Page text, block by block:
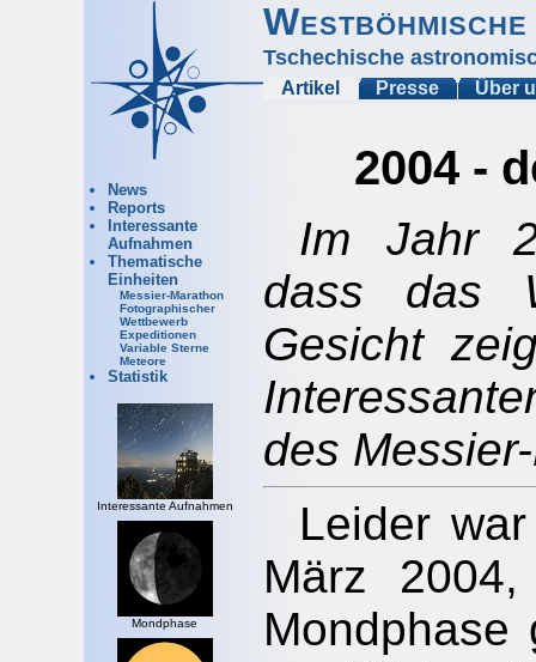
Tschechische
Artikel Presse Über
News
Reports
Interessante
Aufnahmen
Thematische
Einheiten
Messier-Marathon
Fotographischer
Wettbewerb
Expeditionen
Variable Sterne
Meteore
Statistik
Interessante Aufnahmen
Mondphase
2004 -
Im Jahr
dass das
Gesicht
des
Leider
März
Mondphase